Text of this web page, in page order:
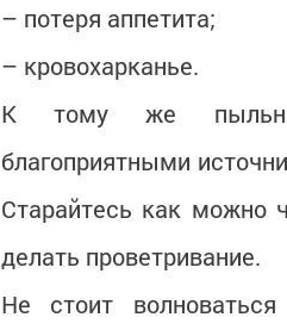
– потеря аппетита;
– кровохарканье.
К тому же
благоприятными
Старайтесь как можно
делать проветривание.
Не стоит